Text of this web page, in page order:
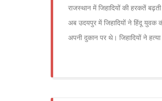
राजस्थान में जिहादियों की हरकतें
अब उदयपुर में जिहादियों ने हिंदू युवक
अपनी दुकान पर थे। जिहादियों ने